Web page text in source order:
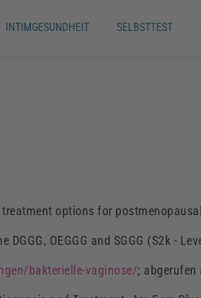
INTIMGESUNDHEIT SELBSTTEST
treatment options for
OEGGG and SGGG (S2k -
bakterielle-vaginose/; abgerufen